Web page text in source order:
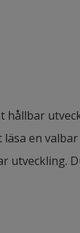
hållbar
en
utveckling.